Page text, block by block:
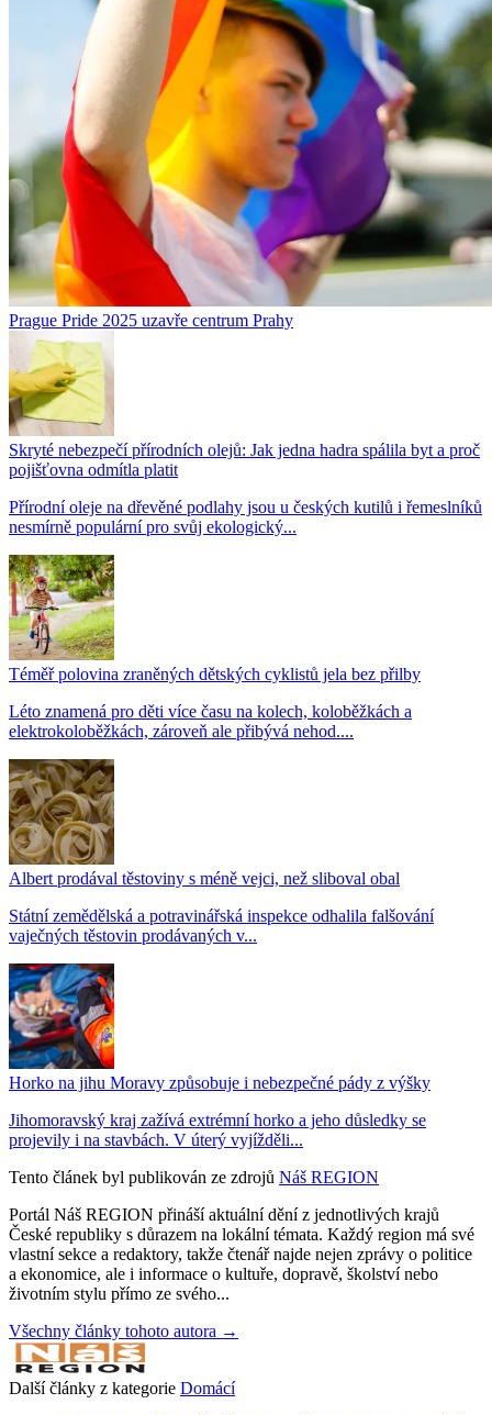
Prague Pride 2025 uzavře centrum Prahy
Skryté nebezpečí přírodních olejů: Jak jedna hadra spálila byt a proč
pojišťovna odmítla platit
Přírodní oleje na dřevěné podlahy jsou u českých kutilů i řemeslníků
nesmírně populární pro svůj ekologický...
Téměř polovina zraněných dětských cyklistů jela bez přilby
Léto znamená pro děti více času na kolech, koloběžkách a
elektrokoloběžkách, zároveň ale přibývá nehod....
Albert prodával těstoviny s méně vejci, než sliboval obal
Státní zemědělská a potravinářská inspekce odhalila falšování
vaječných těstovin prodávaných v...
Horko na jihu Moravy způsobuje i nebezpečné pády z výšky
Jihomoravský kraj zažívá extrémní horko a jeho důsledky se
projevily i na stavbách. V úterý vyjížděli...
Tento článek byl publikován ze zdrojů Náš REGION
Portál Náš REGION přináší aktuální dění z jednotlivých krajů
České republiky s důrazem na lokální témata. Každý region má své
vlastní sekce a redaktory, takže čtenář najde nejen zprávy o politice
a ekonomice, ale i informace o kultuře, dopravě, školství nebo
životním stylu přímo ze svého...
Všechny články tohoto autora →
Další články z kategorie Domácí